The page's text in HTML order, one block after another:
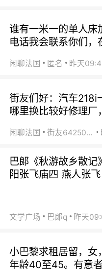
谁有一米一的单人床
电话我会联系你们，
闲聊法国 匿名 昨天
街友们好：汽车218i
哪里换比较好修理厂
闲聊法国 街友64250024
巴郞《秋游故乡散记
阳张飞庙四 燕人张飞
文学广场 巴郞q 昨天
小巴黎求租居留，女
年龄40至45。有意